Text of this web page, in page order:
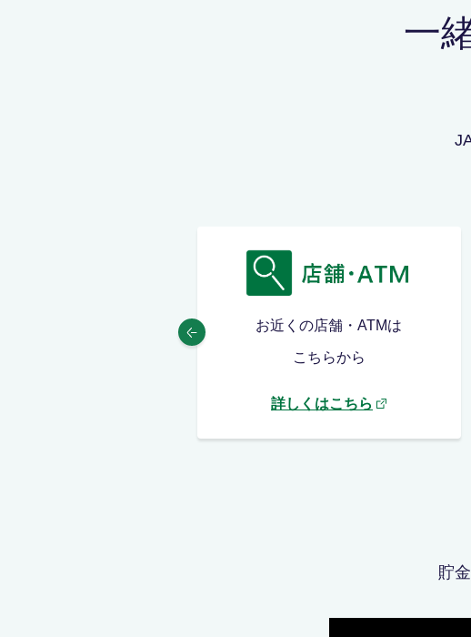
一
お近くの店舗・ATMは
こちらから
詳しくはこちら
貯